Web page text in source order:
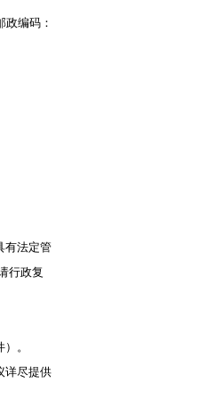
政编码：
有法定管
行政复
。
详尽提供